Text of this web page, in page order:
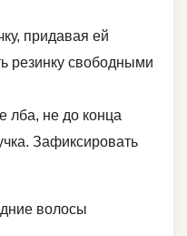
придавая ей
резинку свободными
лба, не до конца
Зафиксировать
волосы